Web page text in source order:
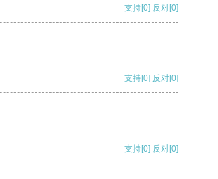
支持[0] 反对[0]
支持[0] 反对[0]
支持[0] 反对[0]